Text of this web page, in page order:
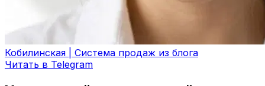
Кобилинская | Система продаж из блога
Читать в Telegram